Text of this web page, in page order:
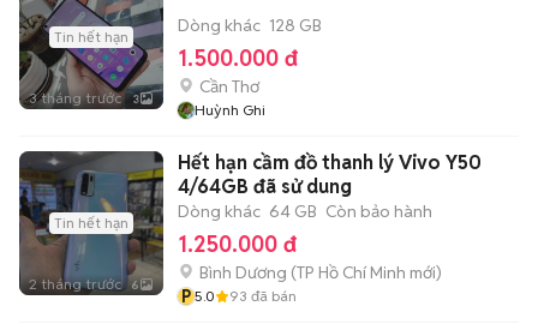
Tin hết hạn
3 tháng trước 3
Dòng khác 128 GB
1.500.000 đ
Cần Thơ
Huỳnh Ghi
Tin hết hạn
2 tháng trước 6
Hết hạn cầm đồ thanh lý Vivo Y50
4/64GB đã sử dung
Dòng khác 64 GB Còn bảo hành
1.250.000 đ
Bình Dương (TP Hồ Chí Minh mới)
P 5.0 93 đã bán